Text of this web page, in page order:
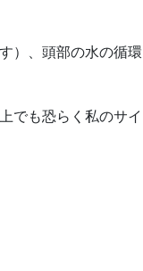
）、頭部の水の循環
でも恐らく私のサイ